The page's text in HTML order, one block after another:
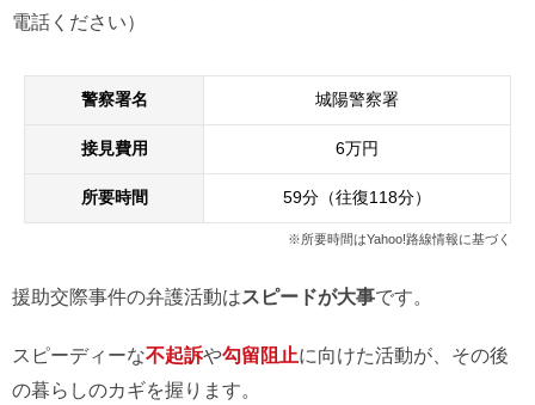
電話ください）
警察署名 城陽警察署
接見費用 6万円
所要時間 59分（往復118分）
※所要時間はYahoo!路線情報に基づく
援助交際事件の弁護活動はスピードが大事です。
スピーディーな不起訴や勾留阻止に向けた活動が、その後
の暮らしのカギを握ります。